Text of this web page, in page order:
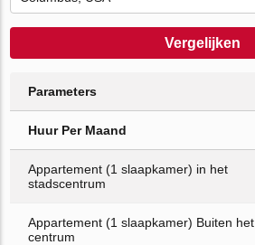
Vergelijken
Parameters
Huur Per Maand
Appartement (1 slaapkamer) in het
stadscentrum
Appartement (1 slaapkamer) Buiten het
centrum